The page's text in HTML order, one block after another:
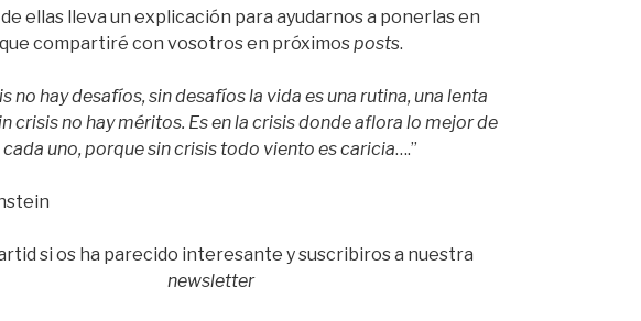
de ellas lleva un explicación para ayudarnos a ponerlas en
compartiré con vosotros en próximosposts.
no hay desafíos, sin desafíos la vida es una rutina, una lenta
crisis no hay méritos. Es en la crisis donde aflora lo mejor de
cada uno, porque sin crisis todo viento es caricia….”
si os ha parecido interesante y suscribiros a nuestra
newsletter